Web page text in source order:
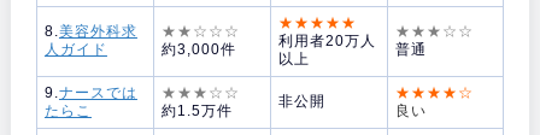
8.美容外科求
人ガイド
★★☆☆☆
約3,000件
★★★★★
利用者20万人
以上
★★★☆☆
普通
9.ナースでは
たらこ
★★★☆☆
約1.5万件
非公開
★★★★☆
良い